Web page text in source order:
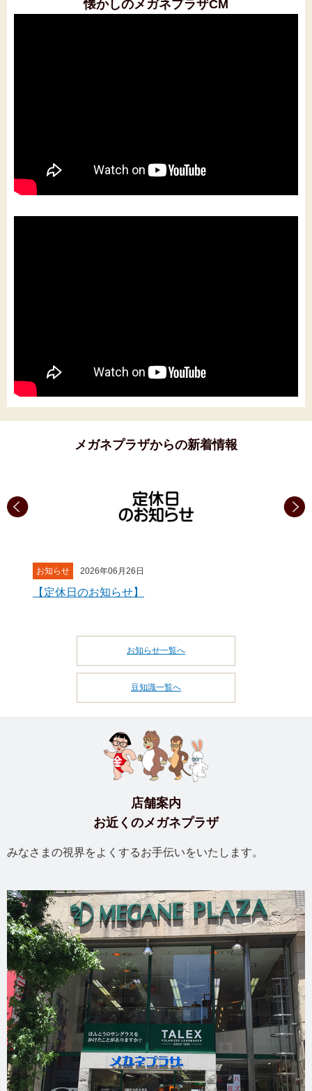
懐かしのメガネプラザCM
メガネプラザからの新着情報
2026年06月26日
日のお知らせ】
お知らせ一覧へ
豆知識一覧へ
店舗案内
お近くのメガネプラザ
みなさまの視界をよくするお手伝いをいたします。